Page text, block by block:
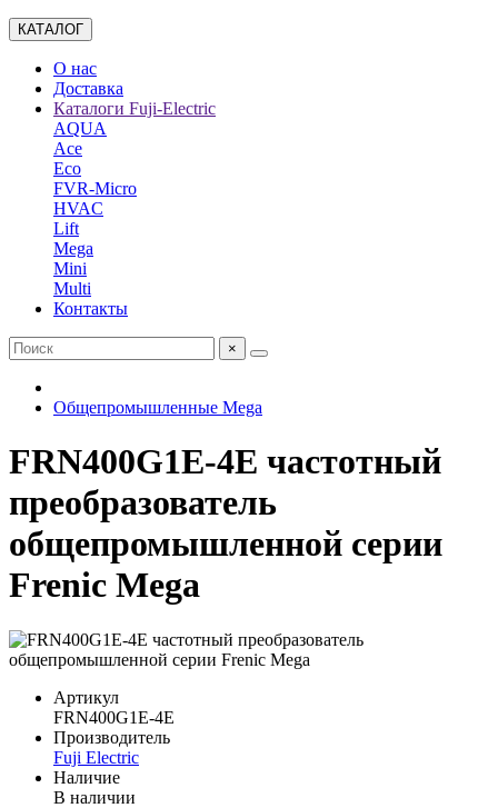
КАТАЛОГ
О нас
Доставка
Каталоги Fuji-Electric
AQUA
Ace
Eco
FVR-Micro
HVAC
Lift
Mega
Mini
Multi
Контакты
×
Общепромышленные Mega
FRN400G1E-4E частотный
преобразователь
общепромышленной серии
Frenic Mega
Артикул
FRN400G1E-4E
Производитель
Fuji Electric
Наличие
В наличии